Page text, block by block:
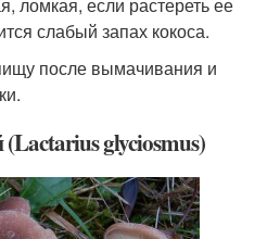
слабый запах кокоса.
после вымачивания и
glyciosmus)